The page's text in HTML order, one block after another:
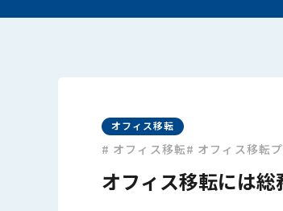
オフィス移転
# オフィス移転# オフィス移転
オフィス移転には